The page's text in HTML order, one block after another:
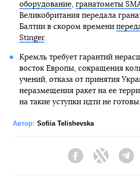
оборудование, гранатометы
Великобритания передала
Балтии в скором времени
Stinger.
Кремль требует гарантий
восток Европы, сокращения
учений, отказа от принятия
неразмещения ракет на ее
на такие уступки идти не готовы.
Автор: Sofiia Telishevska
FacebookTwitter